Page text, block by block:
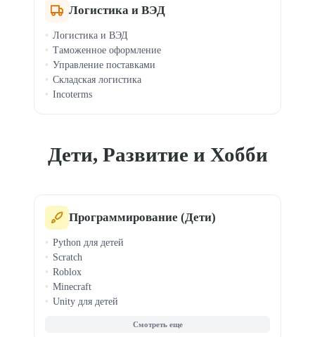
Логистика и ВЭД
Логистика и ВЭД
Таможенное оформление
Управление поставками
Складская логистика
Incoterms
Дети, Развитие и Хобби
Программирование (Дети)
Python для детей
Scratch
Roblox
Minecraft
Unity для детей
Компьютерная грамотность